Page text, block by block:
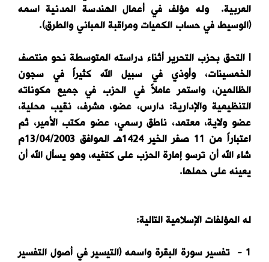
العربية. وله مؤلف في أعمال الهندسة المدنية اسمه
(الوسيط في حساب الكميات ومراقبة المباني والطرق).
l التحق بحزب التحرير أثناء دراسته المتوسطة نحو منتصف
الخمسينات، وأوذي في سبيل الله كثيراً في سجون
الظالمين، واستمر عاملاً في الحزب في جميع مكوناته
التنظيمية والإدارية: دارس، عضو، مشرف، نقيب محلية،
عضو ولاية، معتمد، ناطق رسمي، عضو مكتب الأمير، ثم
اعتباراً من 11 صفر الخير 1424هـ الموافق 13/04/2003م
شاء الله أن ترسو إمارة الحزب على كتفيه، وهو يسأل الله أن
يعينه على حملها.
له المؤلفات الإسلامية التالية:
1 - تفسير سورة البقرة واسمه (التيسير في أصول التفسير